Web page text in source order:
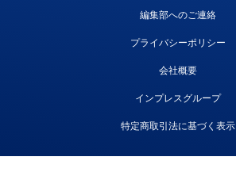
編集部へのご連絡
プライバシーポリシー
会社概要
インプレスグループ
特定商取引法に基づく表示